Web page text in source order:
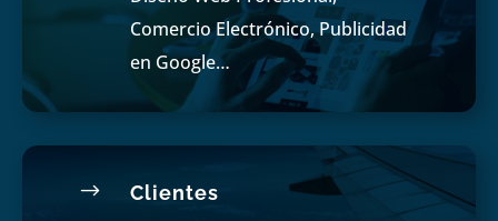
Comercio Electrónico, Publicidad
en Google…
$ Clientes